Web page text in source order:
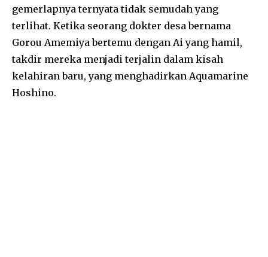
gemerlapnya ternyata tidak semudah yang
terlihat. Ketika seorang dokter desa bernama
Gorou Amemiya bertemu dengan Ai yang hamil,
takdir mereka menjadi terjalin dalam kisah
kelahiran baru, yang menghadirkan Aquamarine
Hoshino.